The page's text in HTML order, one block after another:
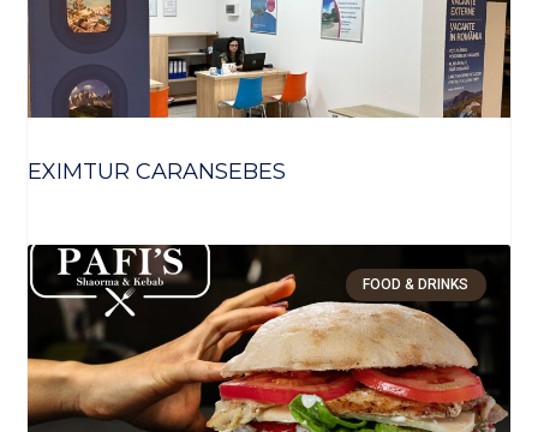
EXIMTUR CARANSEBES
FOOD & DRINKS